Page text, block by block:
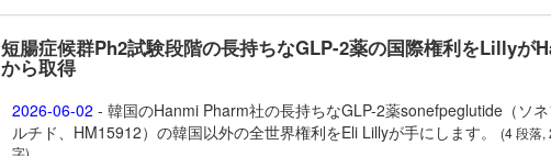
短腸症候群Ph2試験段階の長持ちなGLP-2薬の国際権利をLillyが
から取得
2026-06-02 - 韓国のHanmi Pharm社の長持ちなGLP-2薬sonefpeglutide（ソ
ルチド、HM15912）の韓国以外の全世界権利をEli Lillyが手にします。
(4 段落,